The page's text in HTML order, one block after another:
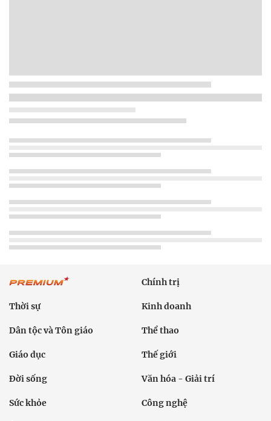
Chính trị
Thời sự Kinh doanh
Dân tộc và Tôn giáo Thể thao
Giáo dục Thế giới
Đời sống Văn hóa - Giải trí
Sức khỏe Công nghệ